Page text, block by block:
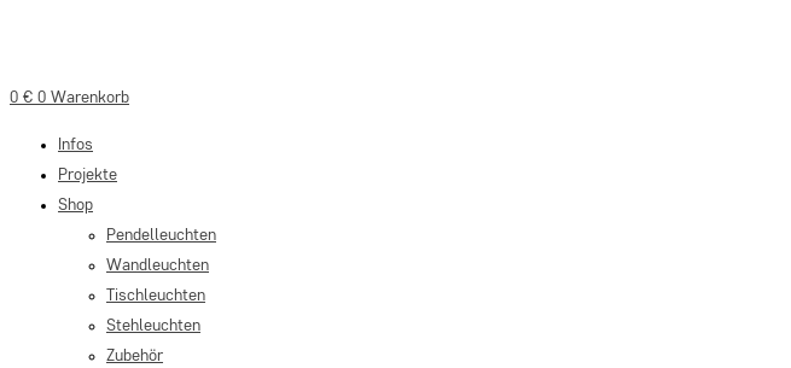
0 € 0 Warenkorb
Infos
Projekte
Shop
Pendelleuchten
Wandleuchten
Tischleuchten
Stehleuchten
Zubehör